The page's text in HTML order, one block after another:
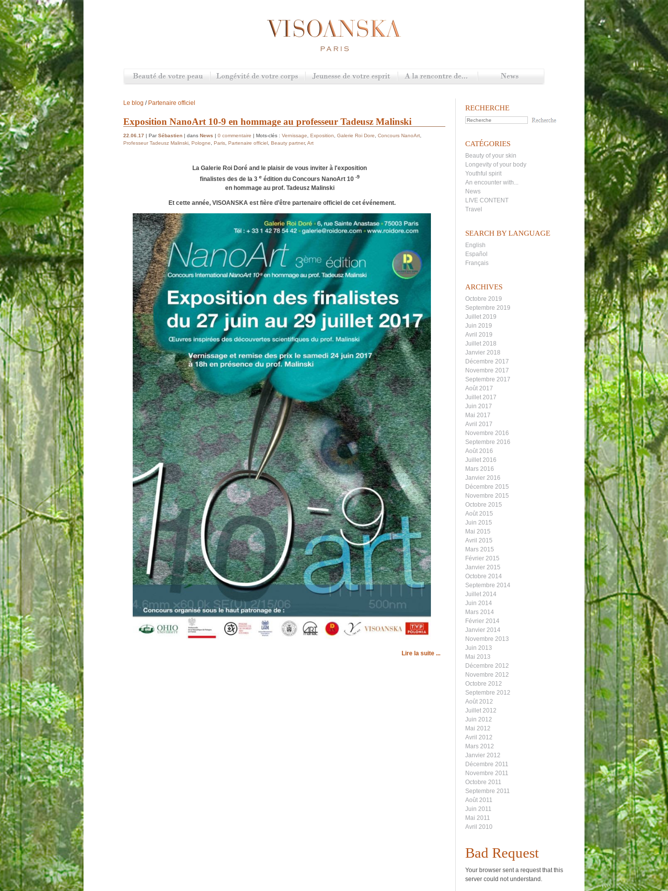
RECHERCHE
CATÉGORIES
Beauty of your skin
Longevity of your body
Youthful spirit
An encounter with...
News
LIVE CONTENT
Travel
SEARCH BY LANGUAGE
English
Español
Français
ARCHIVES
Octobre 2019
Septembre 2019
Juillet 2019
Juin 2019
Avril 2019
Juillet 2018
Janvier 2018
Décembre 2017
Novembre 2017
Septembre 2017
Août 2017
Juillet 2017
Juin 2017
Mai 2017
Avril 2017
Novembre 2016
Septembre 2016
Août 2016
Juillet 2016
Mars 2016
Janvier 2016
Décembre 2015
Novembre 2015
Octobre 2015
Août 2015
Juin 2015
Mai 2015
Avril 2015
Mars 2015
Février 2015
Janvier 2015
Octobre 2014
Septembre 2014
Juillet 2014
Juin 2014
Mars 2014
Février 2014
Janvier 2014
Novembre 2013
Juin 2013
Mai 2013
Décembre 2012
Novembre 2012
Octobre 2012
Septembre 2012
Août 2012
Juillet 2012
Juin 2012
Mai 2012
Avril 2012
Mars 2012
Janvier 2012
Décembre 2011
Novembre 2011
Octobre 2011
Septembre 2011
Août 2011
Juin 2011
Mai 2011
Avril 2010
Bad Request
Your browser sent a request that this
server could not understand.
Le blog / Partenaire officiel
Exposition NanoArt 10-9 en hommage au professeur Tadeusz Malinski
22.06.17 | ParSébastien | dans News | 0 commentaire | Mots-clés : Vernissage, Exposition, Galerie Roi Dore, Concours NanoArt,
Professeur Tadeusz Malinski, Pologne, Paris, Partenaire officiel, Beauty partner, Art
La Galerie Roi Doré and le plaisir de vous inviter à l'exposition
finalistes des de la 3 e édition du Concours NanoArt 10 -9
en hommage au prof. Tadeusz Malinski
Et cette année, VISOANSKA est fière d’être partenaire officiel de cet événement.
Lire la suite ...